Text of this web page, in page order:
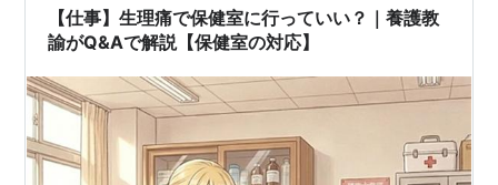
【仕事】生理痛で保健室に行っていい？｜養護教
諭がQ&Aで解説【保健室の対応】